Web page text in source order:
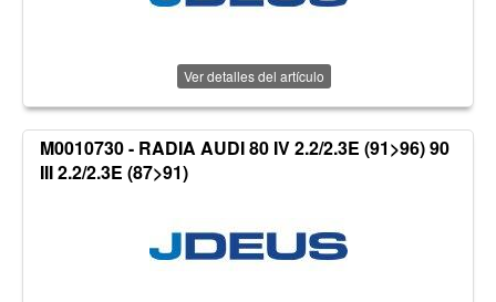
Ver detalles del artículo
M0010730 - RADIA AUDI 80 IV 2.2/2.3E (91>96) 90
III 2.2/2.3E (87>91)